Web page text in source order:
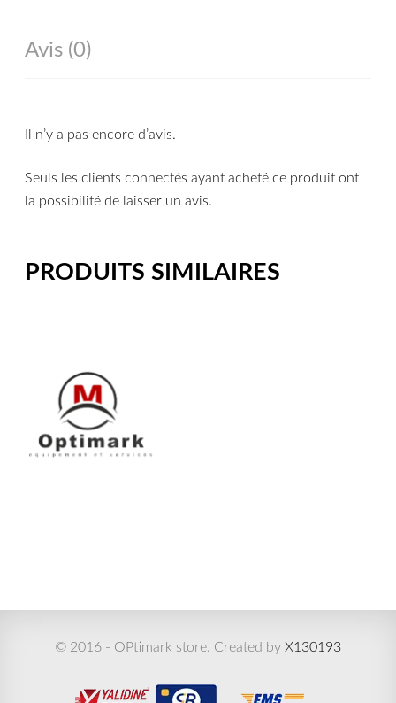
Avis (0)
Il n’y a pas encore d’avis.
Seuls les clients connectés ayant acheté ce produit ont
la possibilité de laisser un avis.
PRODUITS SIMILAIRES
© 2016 - OPtimark store. Created by X130193